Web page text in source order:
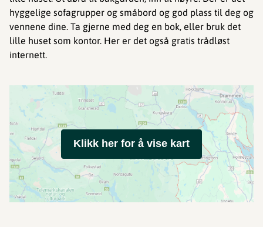
hyggelige sofagrupper og småbord og god plass til deg og
vennene dine. Ta gjerne med deg en bok, eller bruk det
lille huset som kontor. Her er det også gratis trådløst
internett.
Klikk her for å vise kart